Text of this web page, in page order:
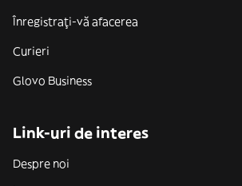
Înregistrați-vă afacerea
Curieri
Glovo Business
Link-uri de interes
Despre noi